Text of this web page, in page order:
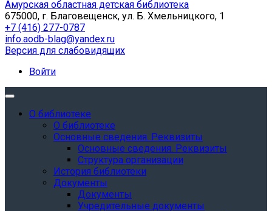
Амурская областная детская библиотека
675000, г. Благовещенск, ул. Б. Хмельницкого, 1
+7 (416) 277-0787
info.aodb-blag@yandex.ru
Версия для слабовидящих
Войти
О библиотеке
О библиотеке
Основные сведения. Реквизиты
Основные сведения. Реквизиты
Структура организации
История библиотеки
Документы
Документы
Учредительные документы